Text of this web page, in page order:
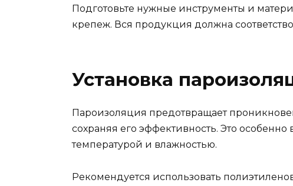
Подготовьте нужные инструменты и
крепеж. Вся продукция должна
Установка
Пароизоляция предотвращает
сохраняя его эффективность. Это
температурой и влажностью.
Рекомендуется использовать